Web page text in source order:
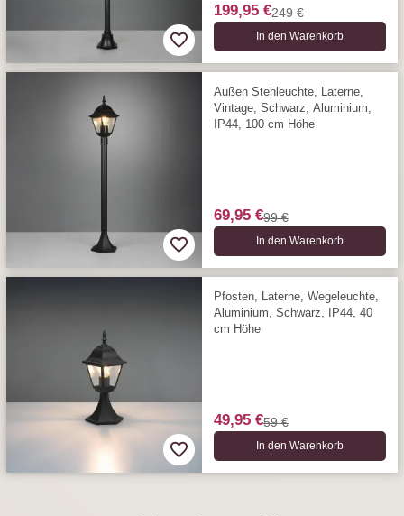
199,95 €249 €
In den Warenkorb
Außen Stehleuchte, Laterne,
Vintage, Schwarz, Aluminium,
IP44, 100 cm Höhe
69,95 €99 €
In den Warenkorb
Pfosten, Laterne, Wegeleuchte,
Aluminium, Schwarz, IP44, 40
cm Höhe
49,95 €59 €
In den Warenkorb